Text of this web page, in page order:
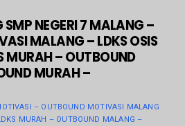
SMP NEGERI 7 MALANG –
MALANG – LDKS OSIS
MURAH – OUTBOUND
MURAH –
– OUTBOUND MOTIVASI MALANG
MURAH – OUTBOUND MALANG –